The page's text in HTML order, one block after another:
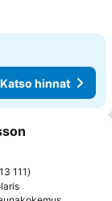
Katso hinnat
13 111